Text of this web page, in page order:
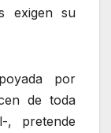
exigen su
por
de toda
, pretende